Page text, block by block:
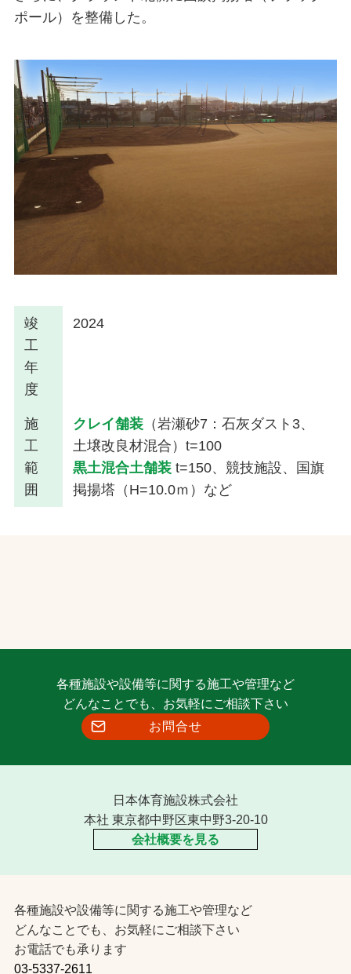
ポール）を整備した。
竣
工
年
度
2024
施
工
範
囲
クレイ舗装 （岩瀬砂7：石灰ダスト3、
土壌改良材混合）t=100
黒土混合土舗装 t=150、競技施設、国旗
掲揚塔（H=10.0ｍ）など
各種施設や設備等に関する施工や管理など
どんなことでも、お気軽にご相談下さい
お問合せ
日本体育施設株式会社
本社 東京都中野区東中野3-20-10
会社概要を見る
各種施設や設備等に関する施工や管理など
どんなことでも、お気軽にご相談下さい
お電話でも承ります
03-5337-2611